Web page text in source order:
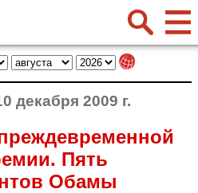
декабря 2009 г.
Пять
Обамы